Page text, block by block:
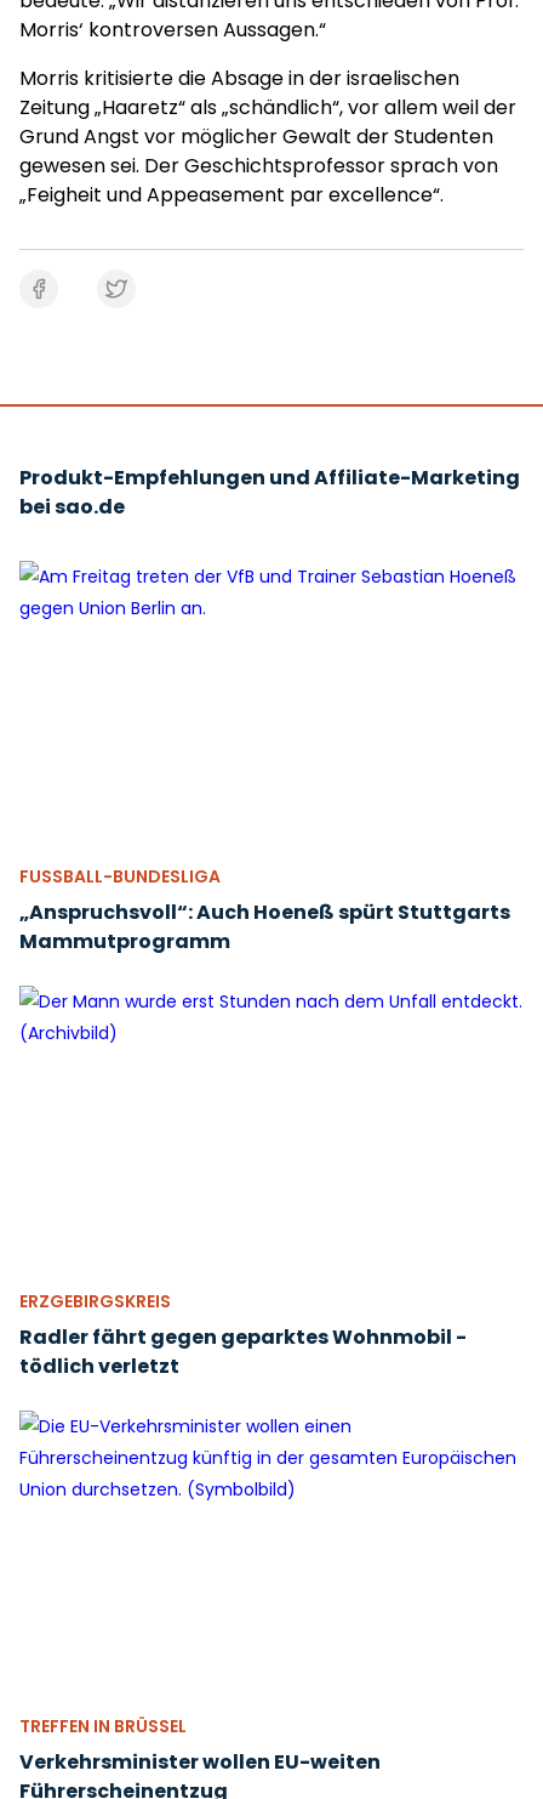
Morris‘ kontroversen Aussagen.“
Morris kritisierte die Absage in der israelischen
Zeitung „Haaretz“ als „schändlich“, vor allem weil der
Grund Angst vor möglicher Gewalt der Studenten
gewesen sei. Der Geschichtsprofessor sprach von
„Feigheit und Appeasement par excellence“.
Produkt-Empfehlungen und Affiliate-Marketing
bei sao.de
FUSSBALL-BUNDESLIGA
„Anspruchsvoll“: Auch Hoeneß spürt Stuttgarts
Mammutprogramm
ERZGEBIRGSKREIS
Radler fährt gegen geparktes Wohnmobil -
tödlich verletzt
TREFFEN IN BRÜSSEL
Verkehrsminister wollen EU-weiten
Führerscheinentzug